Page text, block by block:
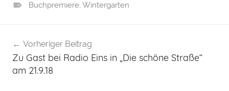
Buchpremiere, Wintergarten
Vorheriger Beitrag
Zu Gast bei Radio Eins in „Die schöne Straße“
am 21.9.18